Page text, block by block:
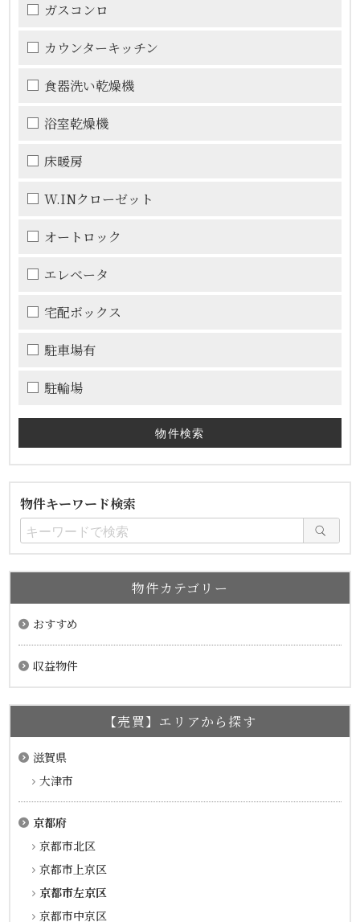
ガスコンロ
カウンターキッチン
食器洗い乾燥機
浴室乾燥機
床暖房
W.INクローゼット
オートロック
エレベータ
宅配ボックス
駐車場有
駐輪場
物件キーワード検索
物件カテゴリー
おすすめ
収益物件
【売買】エリアから探す
滋賀県
大津市
京都府
京都市北区
京都市上京区
京都市左京区
京都市中京区